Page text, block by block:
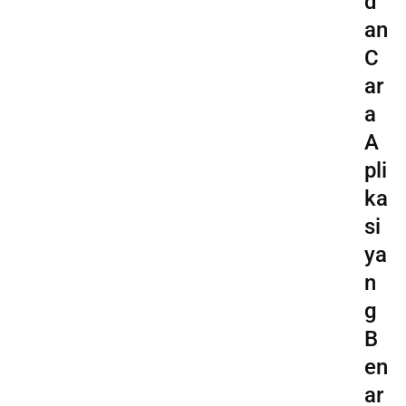
an
C
ar
a
A
pli
ka
si
ya
n
g
B
en
ar